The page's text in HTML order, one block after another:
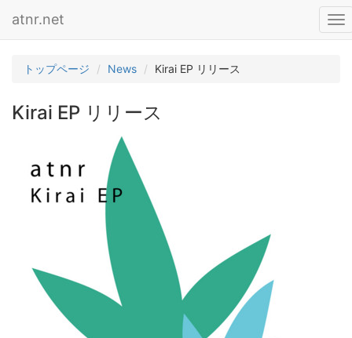
atnr.net
トップページ News Kirai EP リリース
Kirai EP リリース